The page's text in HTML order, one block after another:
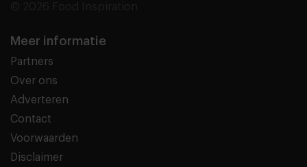
Meer informatie
Partners
Over ons
Adverteren
Contact
Voorwaarden
Disclaimer